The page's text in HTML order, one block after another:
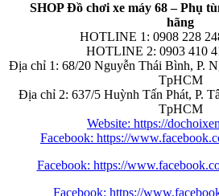
SHOP Đồ chơi xe máy 68 – Phụ
hãng
HOTLINE 1: 0908 228
HOTLINE 2: 0903 410
Địa chỉ 1: 68/20 Nguyễn Thái Bình, P.
TpHCM
Địa chỉ 2: 637/5 Huỳnh Tấn Phát, P.
TpHCM
Website: https://
Facebook: https://
Facebook: https://
Facebook: https://